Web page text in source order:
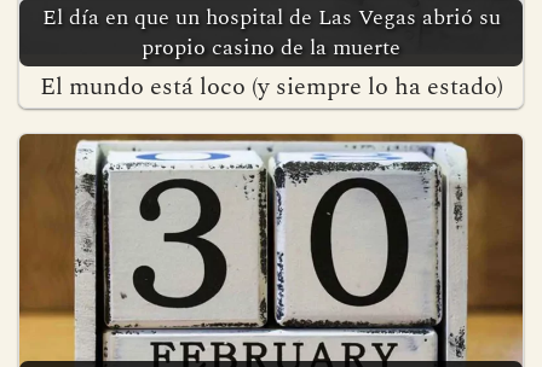
El día en que un hospital de Las Vegas abrió su
propio casino de la muerte
El mundo está loco (y siempre lo ha estado)